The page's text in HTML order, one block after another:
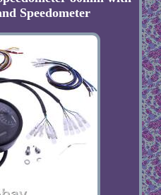
Speedometer